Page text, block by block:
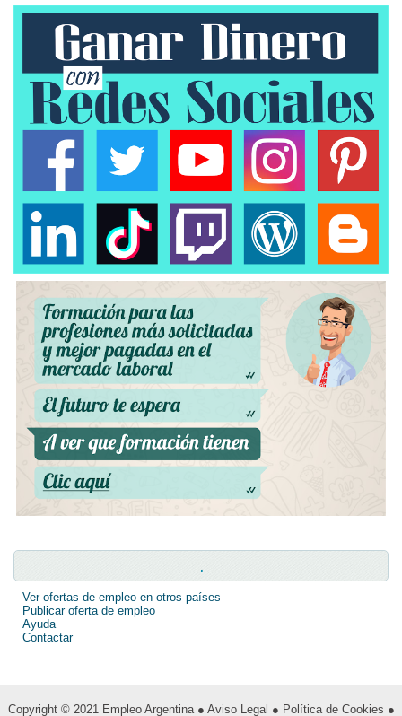
.
Ver ofertas de empleo en otros países
Publicar oferta de empleo
Ayuda
Contactar
Copyright © 2021 Empleo Argentina ● Aviso Legal ● Política de Cookies ●